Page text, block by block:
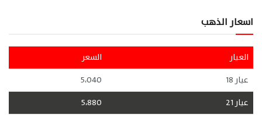
اسعار الذهب
العيار
السعر
عيار 18
5،040
عيار 21
5،880